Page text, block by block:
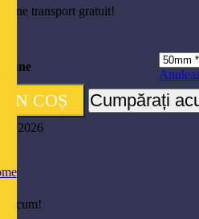
transport gratuit!
prelucrare si prototipare, usor
ÎN COȘ Cumpărați
2026
acum!